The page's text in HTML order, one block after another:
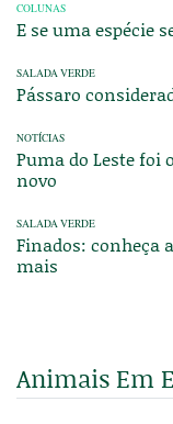
COLUNAS
E se uma espécie
SALADA VERDE
Pássaro
NOTÍCIAS
Puma do Leste foi
novo
SALADA VERDE
Finados: conheça
mais
Animais Em